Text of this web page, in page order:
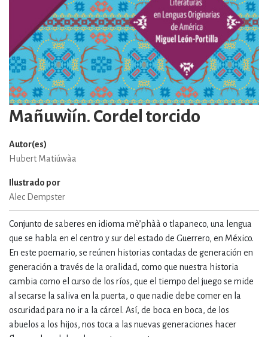
Mañuwìín. Cordel torcido
Autor(es)
Hubert Matiúwàa
Ilustrado por
Alec Dempster
Conjunto de saberes en idioma mè’phàà o tlapaneco, una lengua
que se habla en el centro y sur del estado de Guerrero, en México.
En este poemario, se reúnen historias contadas de generación en
generación a través de la oralidad, como que nuestra historia
cambia como el curso de los ríos, que el tiempo del juego se mide
al secarse la saliva en la puerta, o que nadie debe comer en la
oscuridad para no ir a la cárcel. Así, de boca en boca, de los
abuelos a los hijos, nos toca a las nuevas generaciones hacer